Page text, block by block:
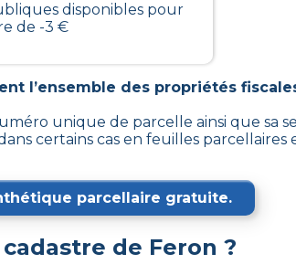
disponibles pour
de -3 €
l’ensemble des propriétés
unique de parcelle ainsi que sa
certains cas en feuilles parcellaires
parcellaire gratuite.
de Feron ?